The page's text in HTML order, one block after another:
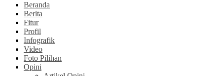
Beranda
Berita
Fitur
Profil
Infografik
Video
Foto Pilihan
Opini